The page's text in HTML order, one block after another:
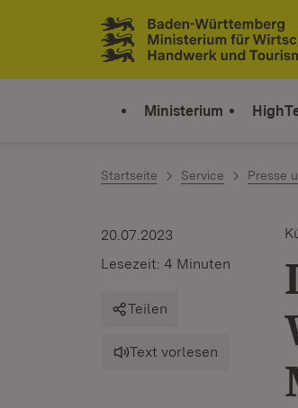
Zum Inhalt springen
Link zur Startseite
Ministerium
Startseite Service Presse
20.07.2023
Lesezeit: 4 Minuten
Teilen
Text vorlesen